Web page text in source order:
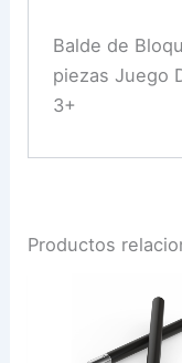
Balde de
piezas Juego
3+
Productos